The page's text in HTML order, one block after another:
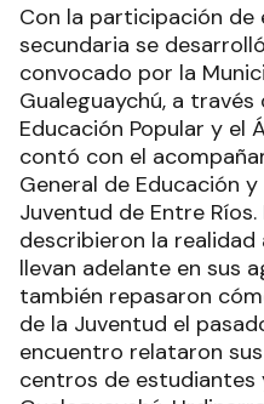
Con la participación
secundaria se
convocado por la
Gualeguaychú, a
Educación Popular y el
contó con el
General de Educación
Juventud de Entre
describieron la
llevan adelante en sus
también repasaron
de la Juventud el
encuentro relataron
centros de estudiantes